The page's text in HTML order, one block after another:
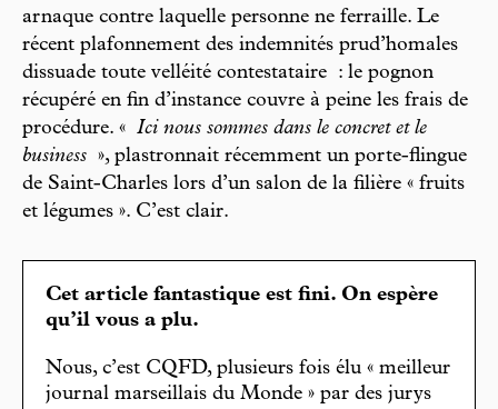
arnaque contre laquelle personne ne ferraille. Le
récent plafonnement des indemnités prud’homales
dissuade toute velléité contestataire : le pognon
récupéré en fin d’instance couvre à peine les frais de
procédure. « Ici nous sommes dans le concret et le
business », plastronnait récemment un porte-flingue
de Saint-Charles lors d’un salon de la filière « fruits
et légumes ». C’est clair.
Cet article fantastique est fini. On espère
qu’il vous a plu.
Nous, c’est CQFD, plusieurs fois élu « meilleur
journal marseillais du Monde » par des jurys